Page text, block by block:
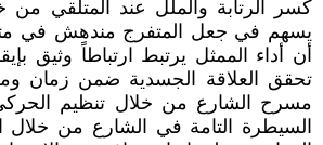
كسر الرتابة والملل عند المتلقي من
يسهم في جعل المتفرج مندهش في
أن أداء الممثل يرتبط ارتباطاً وثيق
تحقق العلاقة الجسدية ضمن زمان
مسرح الشارع من خلال تنظيم
السيطرة التامة في الشارع من